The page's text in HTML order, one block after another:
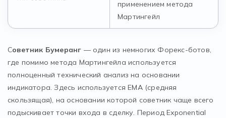
применением метода
Мартингейл
Советник Бумеранг — один из немногих Форекс-ботов,
где помимо метода Мартингейла используется
полноценный технический анализ на основании
индикатора. Здесь используется ЕМА (средняя
скользящая), на основании которой советник чаще всего
подыскивает точки входа в сделку. Период Exponential